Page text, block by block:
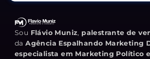
Sou Flávio Muniz, palestrante de
daAgência Espalhando Marketing
especialista em Marketing Político